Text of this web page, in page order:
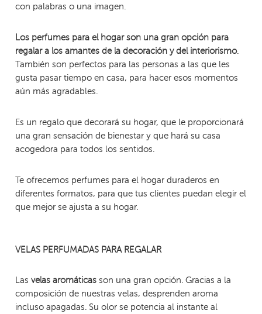
con palabras o una imagen.
Los perfumes para el hogar son una gran opción para
regalar a los amantes de la decoración y del interiorismo.
También son perfectos para las personas a las que les
gusta pasar tiempo en casa, para hacer esos momentos
aún más agradables.
Es un regalo que decorará su hogar, que le proporcionará
una gran sensación de bienestar y que hará su casa
acogedora para todos los sentidos.
Te ofrecemos perfumes para el hogar duraderos en
diferentes formatos, para que tus clientes puedan elegir el
que mejor se ajusta a su hogar.
VELAS PERFUMADAS PARA REGALAR
Lasvelas aromáticas son una gran opción. Gracias a la
composición de nuestras velas, desprenden aroma
incluso apagadas. Su olor se potencia al instante al